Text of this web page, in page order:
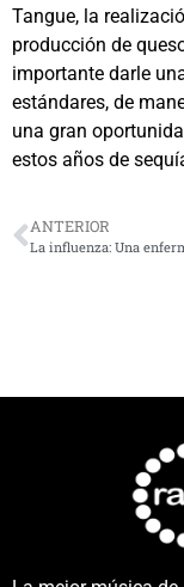
Tangue, la
producción de
importante darle
estándares, de
una gran
estos años de
ANTERIOR